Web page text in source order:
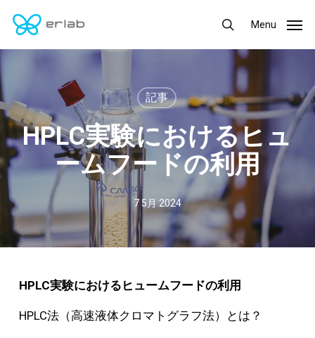
main
search
Menu
記事
HPLC実験におけるヒュ
ームフードの利用
7 5月 2024
HPLC実験におけるヒュームフードの利用
HPLC法（高速液体クロマトグラフ法）とは？